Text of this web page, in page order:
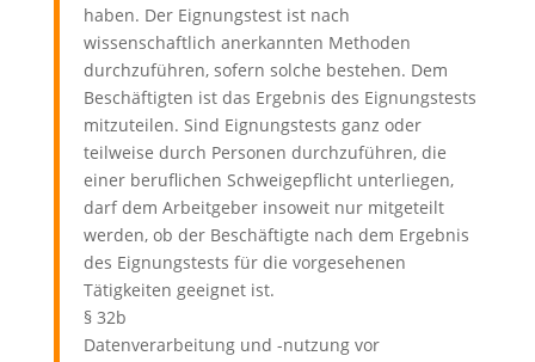
haben. Der Eignungstest ist nach
wissenschaftlich anerkannten Methoden
durchzuführen, sofern solche bestehen. Dem
Beschäftigten ist das Ergebnis des Eignungstests
mitzuteilen. Sind Eignungstests ganz oder
teilweise durch Personen durchzuführen, die
einer beruflichen Schweigepflicht unterliegen,
darf dem Arbeitgeber insoweit nur mitgeteilt
werden, ob der Beschäftigte nach dem Ergebnis
des Eignungstests für die vorgesehenen
Tätigkeiten geeignet ist.
§ 32b
Datenverarbeitung und -nutzung vor